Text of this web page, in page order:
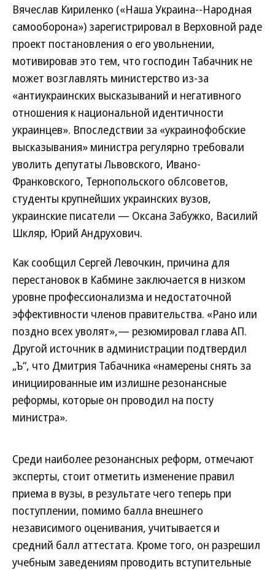
Вячеслав Кириленко («Наша Украина--Народная
самооборона») зарегистрировал в Верховной раде
проект постановления о его увольнении,
мотивировав это тем, что господин Табачник не
может возглавлять министерство из-за
«антиукраинских высказываний и негативного
отношения к национальной идентичности
украинцев». Впоследствии за «украинофобские
высказывания» министра регулярно требовали
уволить депутаты Львовского, Ивано-
Франковского, Тернопольского облсоветов,
студенты крупнейших украинских вузов,
украинские писатели — Оксана Забужко, Василий
Шкляр, Юрий Андрухович.
Как сообщил Сергей Левочкин, причина для
перестановок в Кабмине заключается в низком
уровне профессионализма и недостаточной
эффективности членов правительства. «Рано или
поздно всех уволят»,— резюмировал глава АП.
Другой источник в администрации подтвердил
„Ъ“, что Дмитрия Табачника «намерены снять за
инициированные им излишне резонансные
реформы, которые он проводил на посту
министра».
Среди наиболее резонансных реформ, отмечают
эксперты, стоит отметить изменение правил
приема в вузы, в результате чего теперь при
поступлении, помимо балла внешнего
независимого оценивания, учитывается и
средний балл аттестата. Кроме того, он разрешил
учебным заведениям проводить вступительные